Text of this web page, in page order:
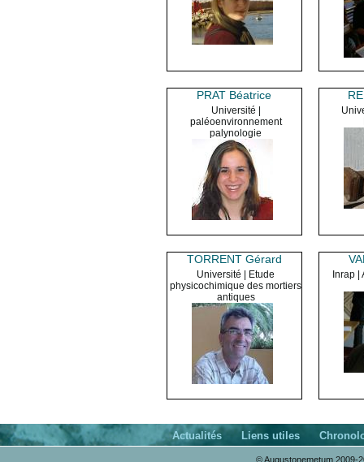
PRAT Béatrice
Université |
paléoenvironnement
palynologie
TORRENT Gérard
Université | Etude
physicochimique des mortiers
antiques
Inrap
Actualités Liens utiles
© Augustonemetum 2009-